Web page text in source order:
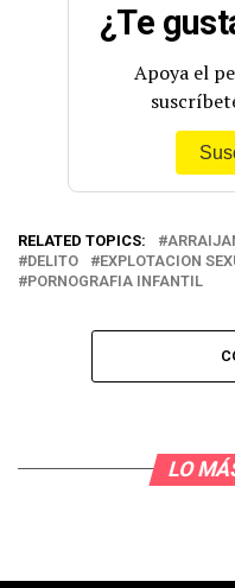
¿Te
Apoya el
RELATED TOPICS:
DELITO
EXPLOTACION
PORNOGRAFIA INFANTIL
LO